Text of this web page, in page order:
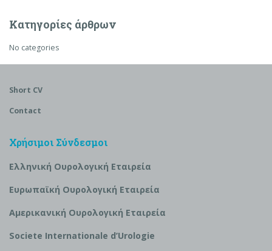
Κατηγορίες άρθρων
No categories
Short CV
Contact
Χρήσιμοι Σύνδεσμοι
Ελληνική Ουρολογική Εταιρεία
Ευρωπαϊκή Ουρολογική Εταιρεία
Αμερικανική Ουρολογική Εταιρεία
Societe Internationale d’Urologie